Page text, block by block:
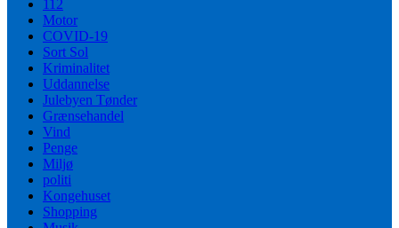
112
Motor
COVID-19
Sort Sol
Kriminalitet
Uddannelse
Julebyen Tønder
Grænsehandel
Vind
Penge
Miljø
politi
Kongehuset
Shopping